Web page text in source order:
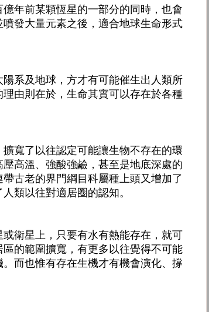
年前某顆恆星的一部分的同時，也會
發大量元素之後，適合地球生命形式
系及地球，方才有可能催生出人類所
由則在於，生命其實可以存在於各種
寬了以往認定可能讓生物不存在的環
高溫、強酸強鹼，甚至是地底深處的
古老的界門綱目科屬種上頭又增加了
類以往對適居圈的認知。
衛星上，只要有水有熱能存在，就可
的範圍擴寬，有更多以往覺得不可能
而也惟有存在生機才有機會演化、撐